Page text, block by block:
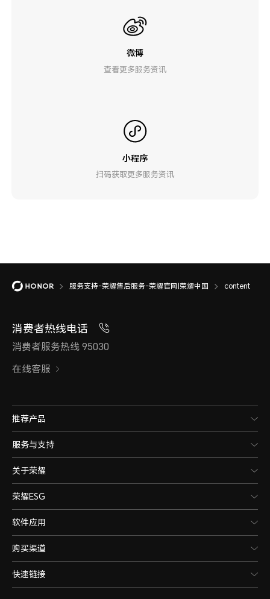
微博
查看更多服务资讯
小程序
扫码获取更多服务资讯
服务支持-荣耀售后服务-荣耀官网|荣耀中国 content
消费者热线电话
消费者服务热线 95030
在线客服
推荐产品
服务与支持
关于荣耀
荣耀ESG
软件应用
购买渠道
快速链接